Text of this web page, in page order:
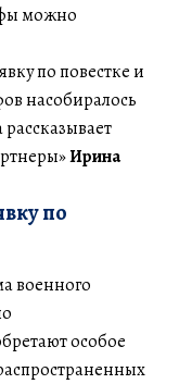
можно
по повестке и
насобиралось
Ирина
по
военного
особое